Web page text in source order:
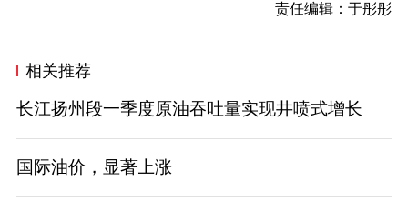
责任编辑：于彤彤
相关推荐
长江扬州段一季度原油吞吐量实现井喷式增长
国际油价，显著上涨